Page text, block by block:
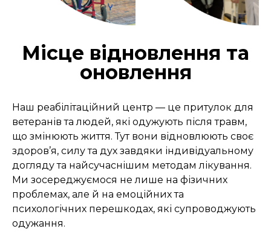
Місце відновлення та
оновлення
Наш реабілітаційний центр — це притулок для
ветеранів та людей, які одужують після травм,
що змінюють життя. Тут вони відновлюють своє
здоров’я, силу та дух завдяки індивідуальному
догляду та найсучаснішим методам лікування.
Ми зосереджуємося не лише на фізичних
проблемах, але й на емоційних та
психологічних перешкодах, які супроводжують
одужання.